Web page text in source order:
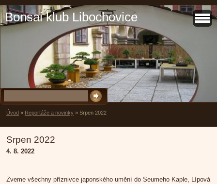
Bonsai klub Libochovice
Úvod » Reportáže a novinky » Srpen 2022
Srpen 2022
4. 8. 2022
Zveme všechny příznivce japonského umění do Seumeho Kaple, Lípová